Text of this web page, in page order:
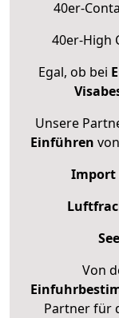
40er-
40er-High
Egal, ob bei
Unsere
Einführen von
Import
Von
Partner für